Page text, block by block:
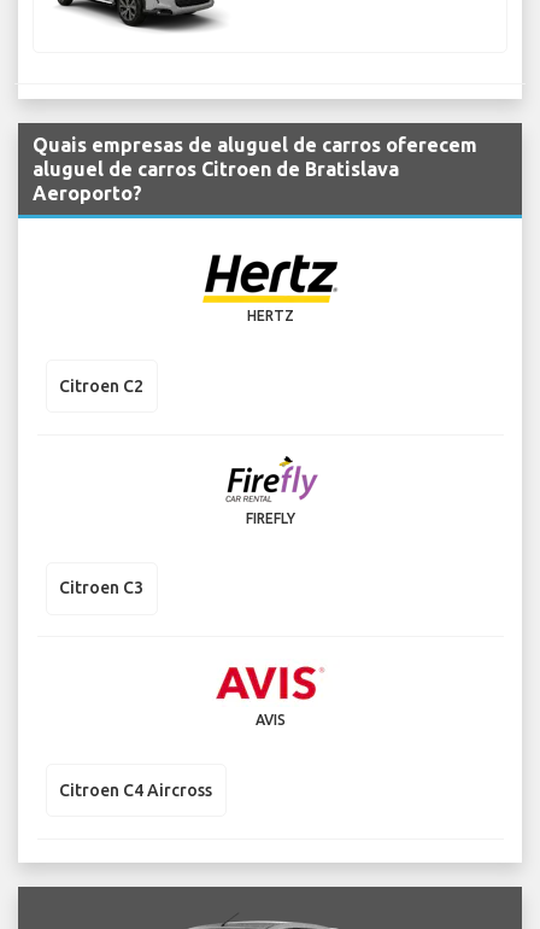
Quais empresas de aluguel de carros oferecem
aluguel de carros Citroen de Bratislava
Aeroporto?
HERTZ
Citroen C2
FIREFLY
Citroen C3
AVIS
Citroen C4 Aircross